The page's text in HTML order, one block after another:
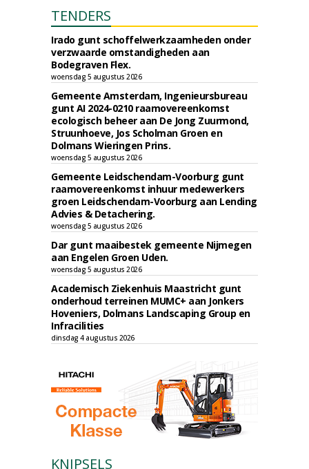
TENDERS
Irado gunt schoffelwerkzaamheden onder
verzwaarde omstandigheden aan
Bodegraven Flex.
woensdag 5 augustus 2026
Gemeente Amsterdam, Ingenieursbureau
gunt AI 2024-0210 raamovereenkomst
ecologisch beheer aan De Jong Zuurmond,
Struunhoeve, Jos Scholman Groen en
Dolmans Wieringen Prins.
woensdag 5 augustus 2026
Gemeente Leidschendam-Voorburg gunt
raamovereenkomst inhuur medewerkers
groen Leidschendam-Voorburg aan Lending
Advies & Detachering.
woensdag 5 augustus 2026
Dar gunt maaibestek gemeente Nijmegen
aan Engelen Groen Uden.
woensdag 5 augustus 2026
Academisch Ziekenhuis Maastricht gunt
onderhoud terreinen MUMC+ aan Jonkers
Hoveniers, Dolmans Landscaping Group en
Infracilities
dinsdag 4 augustus 2026
KNIPSELS